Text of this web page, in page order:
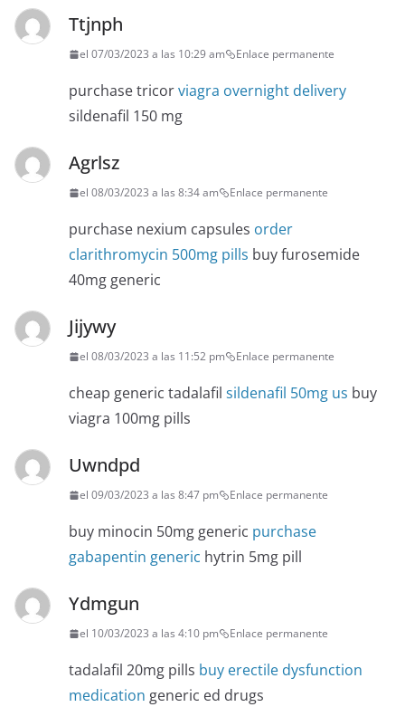
Ttjnph
el 07/03/2023 a las 10:29 am Enlace permanente
purchase tricorviagra overnight delivery
sildenafil 150 mg
Agrlsz
el 08/03/2023 a las 8:34 am Enlace permanente
purchase nexium capsules order
clarithromycin 500mg pills buy furosemide
40mg generic
Jijywy
el 08/03/2023 a las 11:52 pm Enlace permanente
cheap generic tadalafil sildenafil 50mg us buy
viagra 100mg pills
Uwndpd
el 09/03/2023 a las 8:47 pm Enlace permanente
buy minocin 50mg generic purchase
gabapentin generic hytrin 5mg pill
Ydmgun
el 10/03/2023 a las 4:10 pm Enlace permanente
tadalafil 20mg pills buy erectile dysfunction
medication generic ed drugs